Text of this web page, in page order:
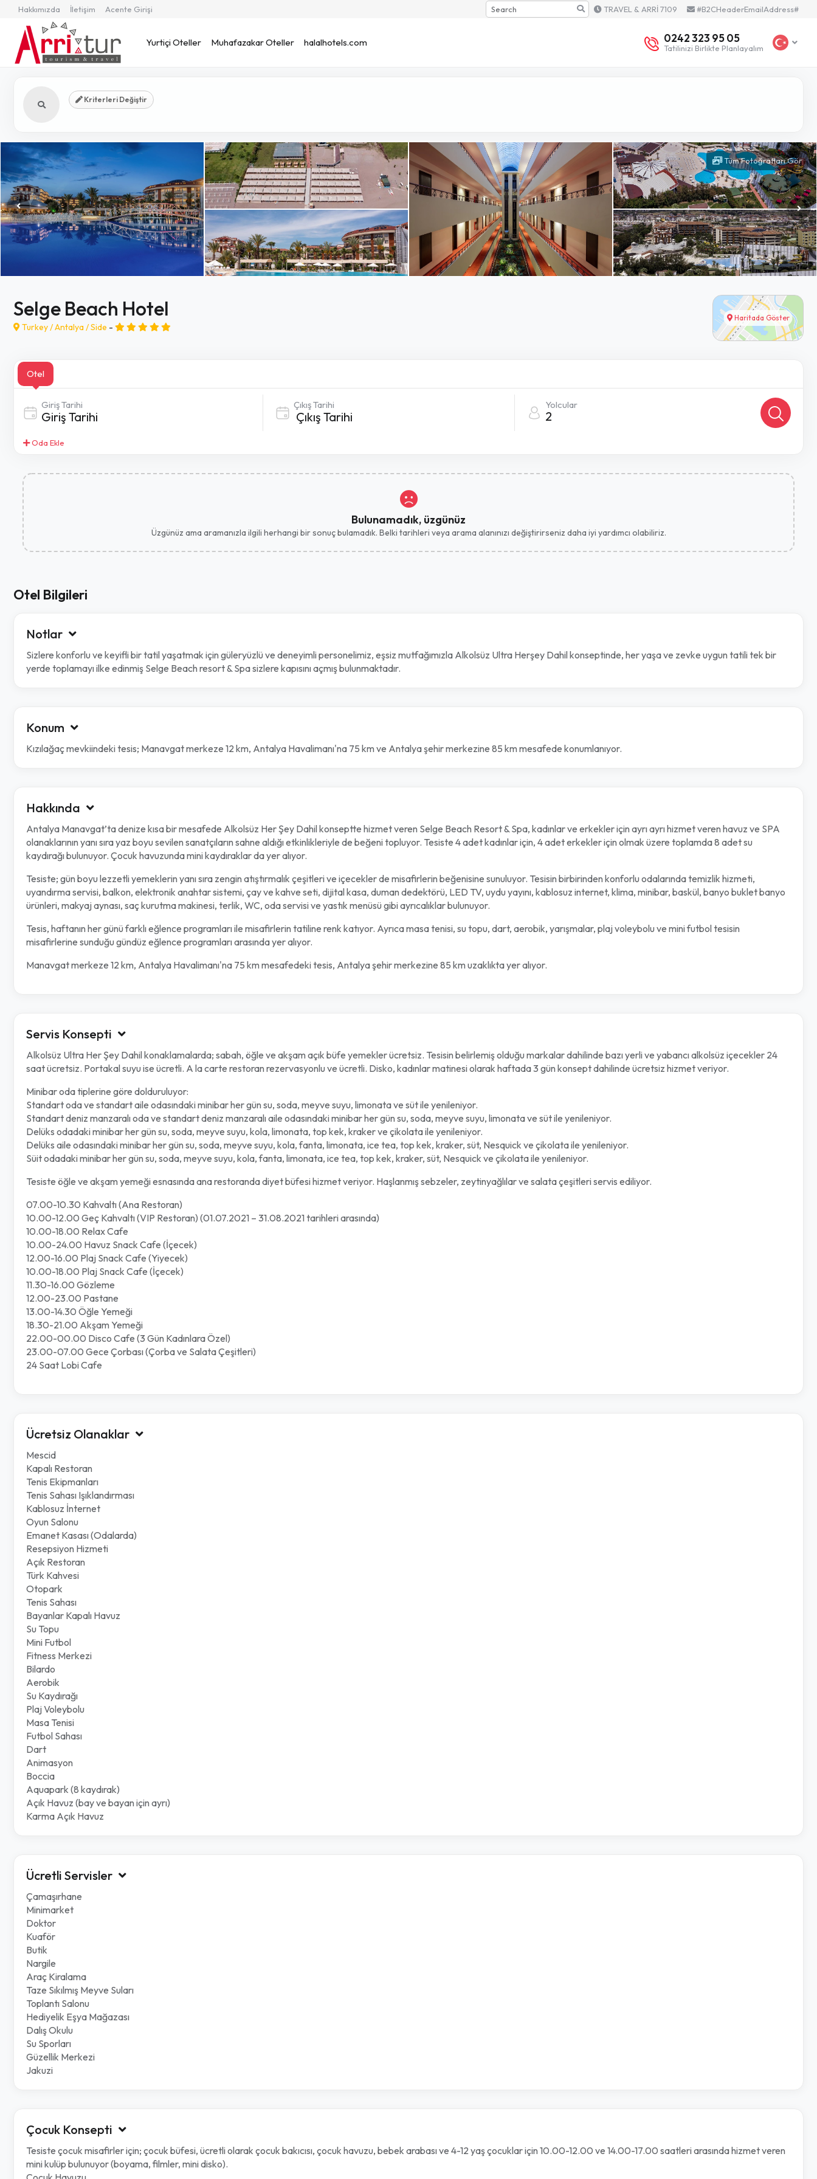
Hakkımızda İletişim Acente Girişi Search TRAVEL & ARRİ 7109 #B2CHeaderEmailAddress#
Yurtiçi Oteller Muhafazakar Oteller halalhotels.com 0242 323 95 05
Tatilinizi Birlikte Planlayalım
Kriterleri Değiştir
Tüm Fotoğrafları Gör
Selge Beach Hotel
Turkey /Antalya/Side -
Haritada Göster
Otel
Giriş Tarihi Çıkış Tarihi Yolcular
2
Oda Ekle
Bulunamadık, üzgünüz
Üzgünüz ama aramanızla ilgili herhangi bir sonuç bulamadık. Belki tarihleri ​​veya arama alanınızı değiştirirseniz daha iyi yardımcı olabiliriz.
Otel Bilgileri
Notlar
Sizlere konforlu ve keyifli bir tatil yaşatmak için güleryüzlü ve deneyimli personelimiz, eşsiz mutfağımızla Alkolsüz Ultra Herşey Dahil konseptinde, her yaşa ve zevke uygun tatili tek bir
yerde toplamayı ilke edinmiş Selge Beach resort & Spa sizlere kapısını açmış bulunmaktadır.
Konum
Kızılağaç mevkiindeki tesis; Manavgat merkeze 12 km, Antalya Havalimanı'na 75 km ve Antalya şehir merkezine 85 km mesafede konumlanıyor.
Hakkında
Antalya Manavgat’ta denize kısa bir mesafede Alkolsüz Her Şey Dahil konseptte hizmet veren Selge Beach Resort & Spa, kadınlar ve erkekler için ayrı ayrı hizmet veren havuz ve SPA
olanaklarının yanı sıra yaz boyu sevilen sanatçıların sahne aldığı etkinlikleriyle de beğeni topluyor. Tesiste 4 adet kadınlar için, 4 adet erkekler için olmak üzere toplamda 8 adet su
kaydırağı bulunuyor. Çocuk havuzunda mini kaydıraklar da yer alıyor.
Tesiste; gün boyu lezzetli yemeklerin yanı sıra zengin atıştırmalık çeşitleri ve içecekler de misafirlerin beğenisine sunuluyor. Tesisin birbirinden konforlu odalarında temizlik hizmeti,
uyandırma servisi, balkon, elektronik anahtar sistemi, çay ve kahve seti, dijital kasa, duman dedektörü, LED TV, uydu yayını, kablosuz internet, klima, minibar, baskül, banyo buklet banyo
ürünleri, makyaj aynası, saç kurutma makinesi, terlik, WC, oda servisi ve yastık menüsü gibi ayrıcalıklar bulunuyor.
Tesis, haftanın her günü farklı eğlence programları ile misafirlerin tatiline renk katıyor. Ayrıca masa tenisi, su topu, dart, aerobik, yarışmalar, plaj voleybolu ve mini futbol tesisin
misafirlerine sunduğu gündüz eğlence programları arasında yer alıyor.
Manavgat merkeze 12 km, Antalya Havalimanı'na 75 km mesafedeki tesis, Antalya şehir merkezine 85 km uzaklıkta yer alıyor.
Servis Konsepti
Alkolsüz Ultra Her Şey Dahil konaklamalarda; sabah, öğle ve akşam açık büfe yemekler ücretsiz. Tesisin belirlemiş olduğu markalar dahilinde bazı yerli ve yabancı alkolsüz içecekler 24
saat ücretsiz. Portakal suyu ise ücretli. A la carte restoran rezervasyonlu ve ücretli. Disko, kadınlar matinesi olarak haftada 3 gün konsept dahilinde ücretsiz hizmet veriyor.
Minibar oda tiplerine göre dolduruluyor:
Standart oda ve standart aile odasındaki minibar her gün su, soda, meyve suyu, limonata ve süt ile yenileniyor.
Standart deniz manzaralı oda ve standart deniz manzaralı aile odasındaki minibar her gün su, soda, meyve suyu, limonata ve süt ile yenileniyor.
Delüks odadaki minibar her gün su, soda, meyve suyu, kola, limonata, top kek, kraker ve çikolata ile yenileniyor.
Delüks aile odasındaki minibar her gün su, soda, meyve suyu, kola, fanta, limonata, ice tea, top kek, kraker, süt, Nesquick ve çikolata ile yenileniyor.
Süit odadaki minibar her gün su, soda, meyve suyu, kola, fanta, limonata, ice tea, top kek, kraker, süt, Nesquick ve çikolata ile yenileniyor.
Tesiste öğle ve akşam yemeği esnasında ana restoranda diyet büfesi hizmet veriyor. Haşlanmış sebzeler, zeytinyağlılar ve salata çeşitleri servis ediliyor.
07.00-10.30 Kahvaltı (Ana Restoran)
10.00-12.00 Geç Kahvaltı (VIP Restoran) (01.07.2021 – 31.08.2021 tarihleri arasında)
10.00-18.00 Relax Cafe
10.00-24.00 Havuz Snack Cafe (İçecek)
12.00-16.00 Plaj Snack Cafe (Yiyecek)
10.00-18.00 Plaj Snack Cafe (İçecek)
11.30-16.00 Gözleme
12.00-23.00 Pastane
13.00-14.30 Öğle Yemeği
18.30-21.00 Akşam Yemeği
22.00-00.00 Disco Cafe (3 Gün Kadınlara Özel)
23.00-07.00 Gece Çorbası (Çorba ve Salata Çeşitleri)
24 Saat Lobi Cafe
Ücretsiz Olanaklar
Mescid
Kapalı Restoran
Tenis Ekipmanları
Tenis Sahası Işıklandırması
Kablosuz İnternet
Oyun Salonu
Emanet Kasası (Odalarda)
Resepsiyon Hizmeti
Açık Restoran
Türk Kahvesi
Otopark
Tenis Sahası
Bayanlar Kapalı Havuz
Su Topu
Mini Futbol
Fitness Merkezi
Bilardo
Aerobik
Su Kaydırağı
Plaj Voleybolu
Masa Tenisi
Futbol Sahası
Dart
Animasyon
Boccia
Aquapark (8 kaydırak)
Açık Havuz (bay ve bayan için ayrı)
Karma Açık Havuz
Ücretli Servisler
Çamaşırhane
Minimarket
Doktor
Kuaför
Butik
Nargile
Araç Kiralama
Taze Sıkılmış Meyve Suları
Toplantı Salonu
Hediyelik Eşya Mağazası
Dalış Okulu
Su Sporları
Güzellik Merkezi
Jakuzi
Çocuk Konsepti
Tesiste çocuk misafirler için; çocuk büfesi, ücretli olarak çocuk bakıcısı, çocuk havuzu, bebek arabası ve 4-12 yaş çocuklar için 10.00-12.00 ve 14.00-17.00 saatleri arasında hizmet veren
mini kulüp bulunuyor (boyama, filmler, mini disko).